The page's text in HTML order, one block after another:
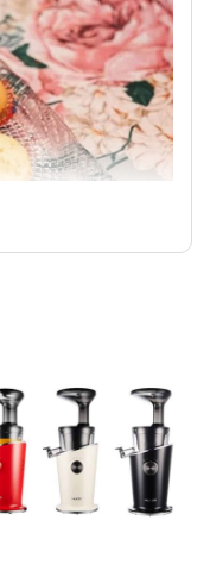
TRẮNG 43x16cm